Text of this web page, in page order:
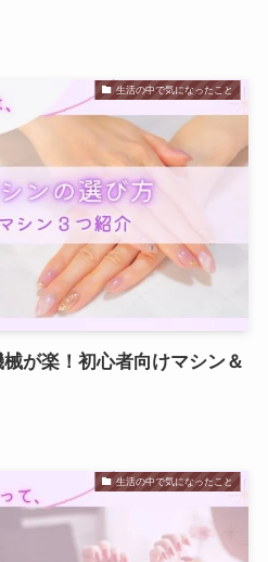
生活の中で気になったこと
が楽！初心者向けマシン＆
生活の中で気になったこと